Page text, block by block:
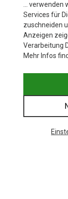
… verwenden
Services für
zuschneiden
Anzeigen
Verarbeitung
Mehr Infos